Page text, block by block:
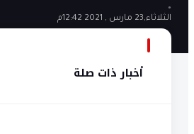
•
الثلاثاء,23 مارس , 2021 12:42م
أخبار ذات صلة